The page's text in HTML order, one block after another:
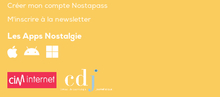
Créer mon compte Nostapass
M'inscrire à la newsletter
Les Apps Nostalgie